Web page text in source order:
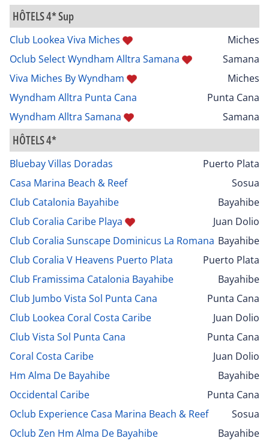
HÔTELS 4* Sup
Club Lookea Viva Miches
Miches
Oclub Select Wyndham Alltra Samana
Samana
Viva Miches By Wyndham
Miches
Wyndham Alltra Punta Cana
Punta Cana
Wyndham Alltra Samana
Samana
HÔTELS 4*
Bluebay Villas Doradas
Puerto Plata
Casa Marina Beach & Reef
Sosua
Club Catalonia Bayahibe
Bayahibe
Club Coralia Caribe Playa
Juan Dolio
Club Coralia Sunscape Dominicus La Romana Bayahibe
Club Coralia V Heavens Puerto Plata
Puerto Plata
Club Framissima Catalonia Bayahibe
Bayahibe
Club Jumbo Vista Sol Punta Cana
Punta Cana
Club Lookea Coral Costa Caribe
Juan Dolio
Club Vista Sol Punta Cana
Punta Cana
Coral Costa Caribe
Juan Dolio
Hm Alma De Bayahibe
Bayahibe
Occidental Caribe
Punta Cana
Oclub Experience Casa Marina Beach & Reef
Sosua
Oclub Zen Hm Alma De Bayahibe
Bayahibe